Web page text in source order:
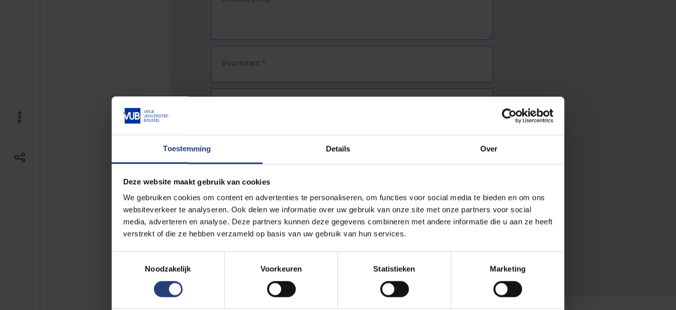
Toestemming Details Over
Deze website maakt gebruik van cookies
We gebruiken cookies om content en advertenties te personaliseren, om functies voor social media te bieden en om ons
websiteverkeer te analyseren. Ook delen we informatie over uw gebruik van onze site met onze partners voor social
media, adverteren en analyse. Deze partners kunnen deze gegevens combineren met andere informatie die u aan ze heeft
verstrekt of die ze hebben verzameld op basis van uw gebruik van hun services.
Noodzakelijk
Voorkeuren Statistieken Marketing
Voornaam *
URL*
De volledige URL van de pagina waar je de fout zag.
Bv. https://www.vub.be/nl/studeren-aan-de-vub/alle-opleidingen